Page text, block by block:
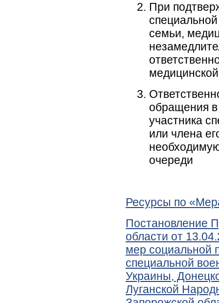
При
семьи,
обращения
участника
или члена
очереди
Ресурсы по
Постановление
области от
мер социальной
специальной
Украины,
Луганской